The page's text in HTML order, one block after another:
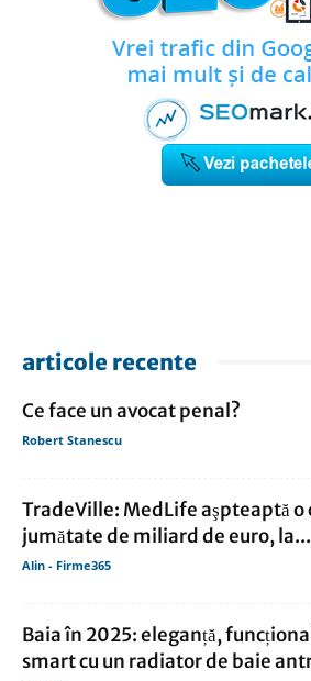
articole recente
Ce face un avocat penal?
Robert Stanescu
TradeVille: MedLife aşpteaptă o
jumătate de miliard de euro, la...
Alin - Firme365
Baia în 2025: eleganță,
smart cu un radiator de baie